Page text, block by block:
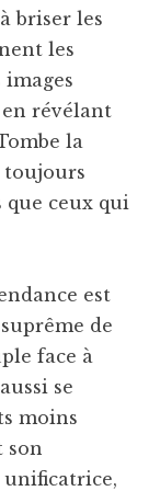
briser les
les
révélant
la
toujours
ceux qui
est
de
face à
se
moins
son
unificatrice,